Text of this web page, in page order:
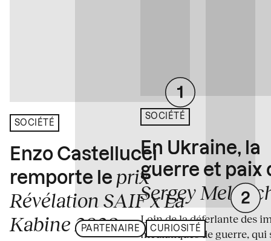
SOCIÉTÉ
Enzo Castellucci
remporte le prix
Révélation SAIF x La
Kabine 2026
PARTENAIRE CURIOSITÉ
SOCIÉTÉ
En Ukraine, la
guerre et paix
Sergey
Loin de la déferlante des
médiatiques de guerre, qui